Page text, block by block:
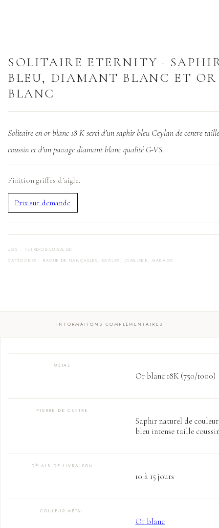
SOLITAIRE ETERNITY ·
BLEU, DIAMANT BLANC ET OR
BLANC
Solitaire en or blanc 18 K serti d’un saphir bleu Ceylan de centre taille
coussin et d’un pavage diamant blanc qualité G-VS.
Finition griffes d’aigle.
Prix sur demande
UGS :
1-ETRD-OB-CU-SBL.DB
CATÉGORIES :BAGUE DE FIANÇAILLES ,BAGUES , JOAILLERIE ,MARIAGE
INFORMATIONS COMPLÉMENTAIRES
MÉTAL
Or blanc 18K (750/1000)
PIERRE DE CENTRE
Saphir naturel de couleur
bleu intense taille
DÉLAIS DE LIVRAISON
10 à 15 jours
COULEUR MÉTAL
Or blanc